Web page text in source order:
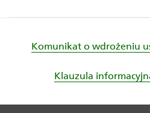
Komunikat o wdrożeniu
Klauzula